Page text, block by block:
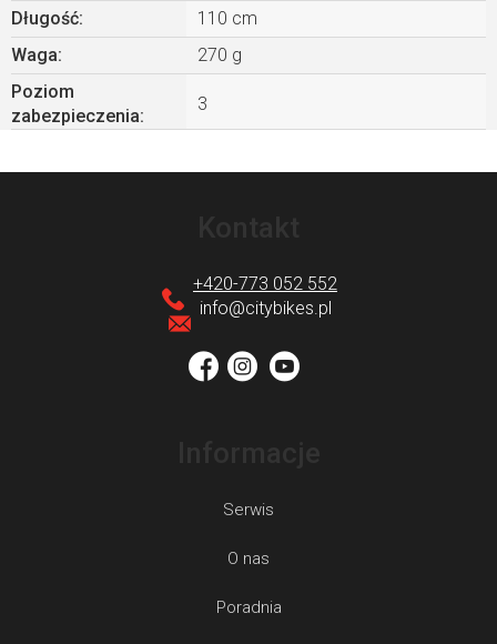
Długość:
110 cm
Waga:
270 g
Poziom
zabezpieczenia:
3
info@citybikes.pl
+420-773 052 552
Serwis
O nas
Poradnia